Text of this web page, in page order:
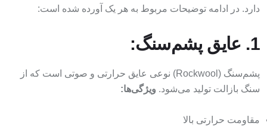
دارد. در ادامه توضیحات مربوط به هر یک آورده شده است:
1. عایق پشم‌سنگ:
پشم‌سنگ (Rockwool) نوعی عایق حرارتی و صوتی است که از
سنگ بازالت تولید می‌شود. ویژگی‌ها:
مقاومت حرارتی بالا